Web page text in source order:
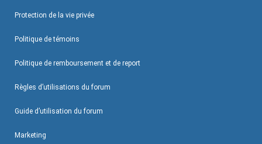
Protection de la vie privée
Politique de témoins
Politique de remboursement et de report
Règles d’utilisations du forum
Guide d’utilisation du forum
Marketing